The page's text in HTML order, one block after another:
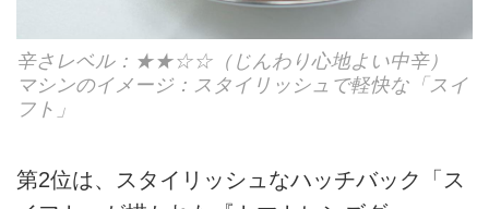
辛さレベル：★★☆☆（じんわり心地よい中辛）
マシンのイメージ：スタイリッシュで軽快な「スイ
フト」
第2位は、スタイリッシュなハッチバック「ス